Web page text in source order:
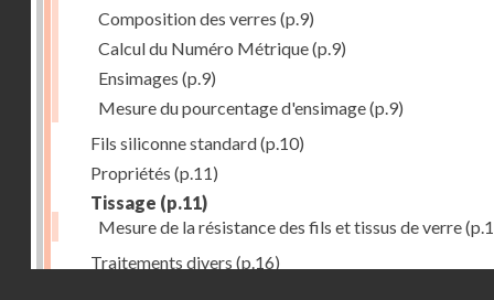
Composition des verres (p.9)
Calcul du Numéro Métrique(p.9)
Ensimages (p.9)
Mesure du pourcentage d'ensimage(p.9)
Fils siliconne standard(p.10)
Propriétés (p.11)
Tissage (p.11)
Mesure de la résistance des fils et tissus de verre
Traitements divers (p.16)